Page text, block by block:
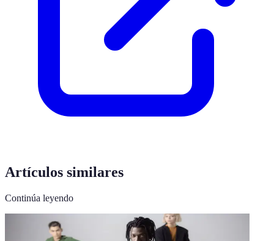
Artículos similares
Continúa leyendo